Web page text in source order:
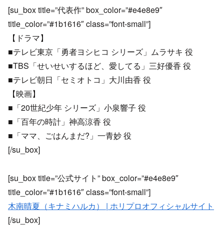
[su_box title=”代表作” box_color=”#e4e8e9″
title_color=”#1b1616″ class=”font-small”]
【ドラマ】
■テレビ東京「勇者ヨシヒコ シリーズ」ムラサキ 役
■TBS「せいせいするほど、愛してる」三好優香 役
■テレビ朝日「セミオトコ」大川由香 役
【映画】
■「20世紀少年 シリーズ」小泉響子 役
■「百年の時計」神高涼香 役
■「ママ、ごはんまだ?」一青妙 役
[/su_box]
[su_box title=”公式サイト” box_color=”#e4e8e9″
title_color=”#1b1616″ class=”font-small”]
木南晴夏（キナミハルカ） | ホリプロオフィシャルサイト
[/su_box]